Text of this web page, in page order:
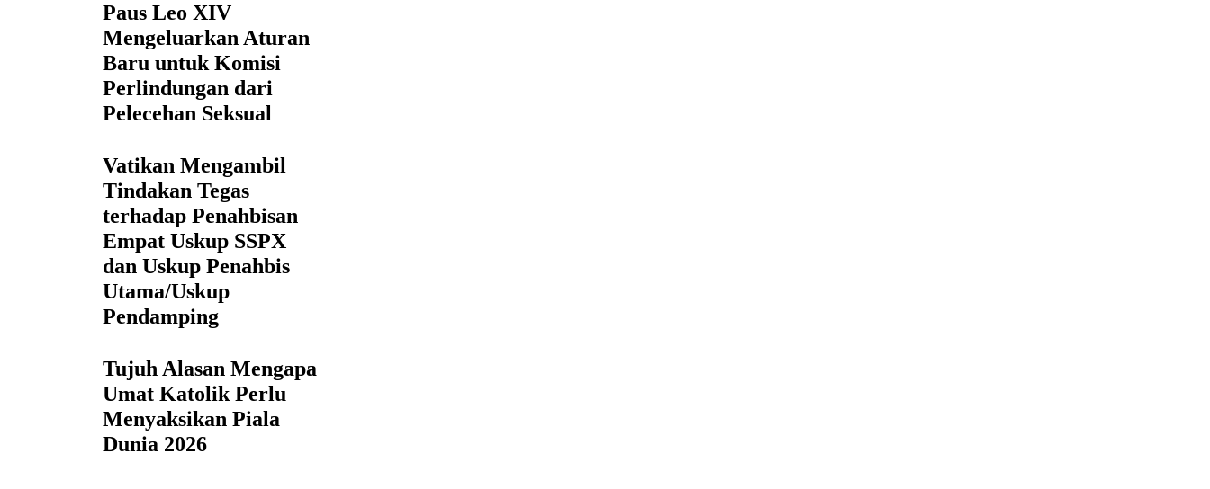
Paus Leo XIV
Mengeluarkan Aturan
Baru untuk Komisi
Perlindungan dari
Pelecehan Seksual
Vatikan Mengambil
Tindakan Tegas
terhadap Penahbisan
Empat Uskup SSPX
dan Uskup Penahbis
Utama/Uskup
Pendamping
Tujuh Alasan Mengapa
Umat Katolik Perlu
Menyaksikan Piala
Dunia 2026